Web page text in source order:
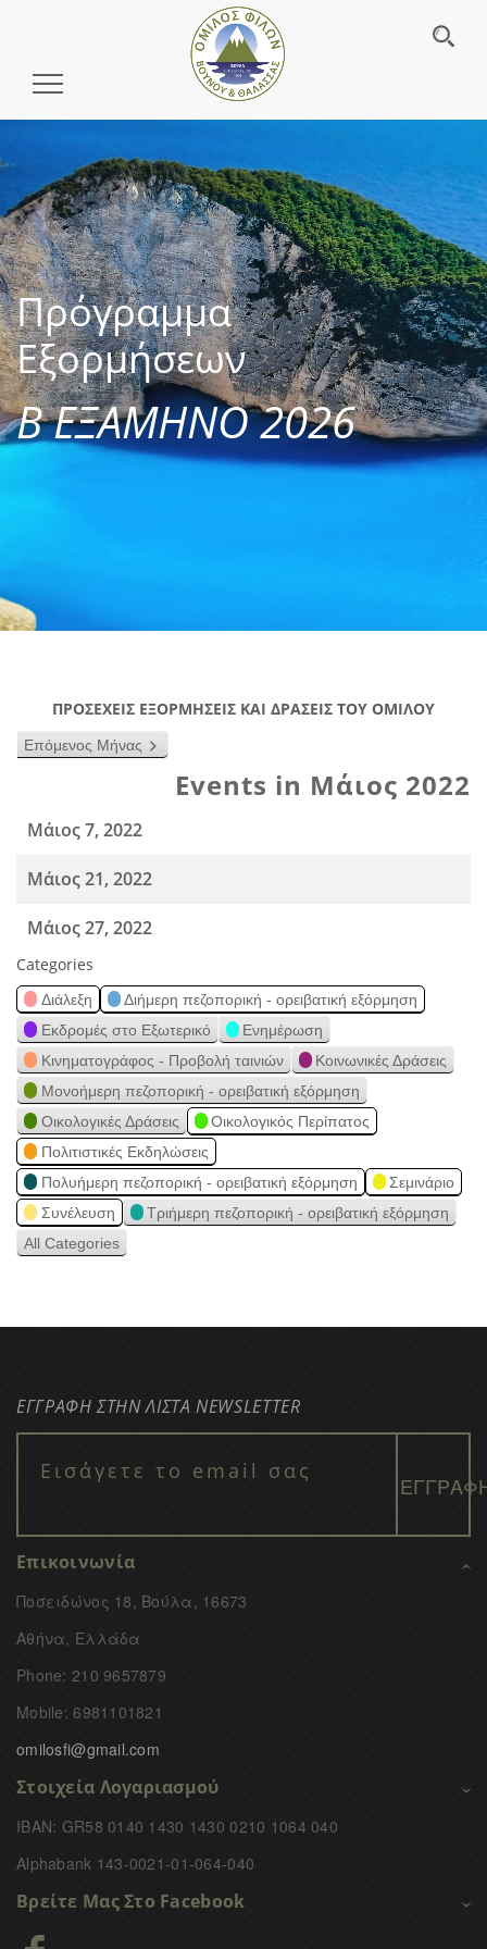
Toggle
Πρόγραμμα
Εξορμήσεων
Β ΕΞΑΜΗΝΟ 2026
ΠΡΟΣΕΧΕΙΣ ΕΞΟΡΜΗΣΕΙΣ ΚΑΙ ΔΡΑΣΕΙΣ ΤΟΥ ΟΜΙΛΟΥ
Επόμενος Μήνας
Events in Μάιος 2022
Μάιος 7, 2022
Μάιος 21, 2022
Μάιος 27, 2022
Categories
Διάλεξη
Διήμερη πεζοπορική - ορειβατική εξόρμηση
Εκδρομές στο Εξωτερικό
Ενημέρωση
Κινηματογράφος - Προβολή ταινιών
Κοινωνικές Δράσεις
Μονοήμερη πεζοπορική - ορειβατική εξόρμηση
Οικολογικές Δράσεις
Οικολογικός Περίπατος
Πολιτιστικές Εκδηλώσεις
Πολυήμερη πεζοπορική - ορειβατική εξόρμηση
Σεμινάριο
Συνέλευση
Τριήμερη πεζοπορική - ορειβατική εξόρμηση
All Categories
ΕΓΓΡΑΦΗ ΣΤΗΝ ΛΙΣΤΑ NEWSLETTER
Επικοινωνία
Ποσειδώνος 18, Βούλα, 16673
Αθήνα, Ελλάδα
Phone: 210 9657879
Mobile: 6981101821
omilosfi@gmail.com
Στοιχεία Λογαριασμού
IBAN: GR58 0140 1430 1430 0210 1064 040
Alphabank 143-0021-01-064-040
Βρείτε Μας Στο Facebook